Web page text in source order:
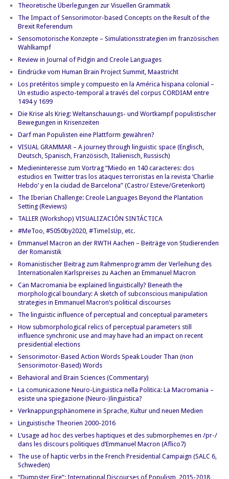
Theoretische Überlegungen zur Visuellen Grammatik
The Impact of Sensorimotor-based Concepts on the Result of the
Brexit Referendum
Sensomotorische Konzepte – Simulationsstrategien im französischen
Wahlkampf
Review in Journal of Pidgin and Creole Languages
Eindrücke vom Human Brain Project Summit, Maastricht
Los pretéritos simple y compuesto en la América hispana colonial –
Un estudio aspecto-temporal a través del corpus CORDIAM entre
1494 y 1699
Die Krise als Krieg: Weltanschauungs- und Wortkampf populistischer
Bewegungen in Krisenzeiten
Darf man Populisten eine Plattform gewähren?
VISUAL GRAMMAR – A journey through linguistic space (Englisch,
Deutsch, Spanisch, Französisch, Italienisch, Russisch)
Medieninteresse zum Vortrag “Miedo en 140 caracteres: dos
estudios en Twitter tras los ataques terroristas en la revista ‘Charlie
Hebdo’ y en la ciudad de Barcelona” (Castro/ Esteve/Gretenkort)
The Iberian Challenge: Creole Languages Beyond the Plantation
Setting (Reviews)
TALLER (Workshop) VISUALIZACIÓN SINTÁCTICA
#MeToo, #5050by2020, #TimeIsUp, etc.
Emmanuel Macron an der RWTH Aachen – Beiträge von Studierenden
der Romanistik
Romanistischer Beitrag zum Rahmenprogramm der Verleihung des
Internationalen Karlspreises zu Aachen an Emmanuel Macron
Can Macromania be explained linguistically? Beneath the
morphological boundary: A sketch of subconscious manipulation
strategies in Emmanuel Macron’s political discourses
The linguistic influence of perceptual and conceptual parameters
How submorphological relics of perceptual parameters still
influence synchronic use and may have had an impact on recent
presidential elections
Sensorimotor-Based Action Words Speak Louder Than (non
Sensorimotor-Based) Words
Behavioral and Brain Sciences (Commentary)
La comunicazione Neuro-Linguistica nella Politica: La Macromania –
esiste una spiegazione (Neuro-)linguistica?
Verknappungsphänomene in Sprache, Kultur und neuen Medien
Linguistische Theorien 2000-2016
L‘usage ad hoc des verbes haptiques et des submorphemes en /pr-/
dans les discours politiques d‘Emmanuel Macron (Aflico7)
The use of haptic verbs in the French Presidential Campaign (SALC 6,
Schweden)
“Dumpster Fire”: International Discourses of Populism, 2015-2018